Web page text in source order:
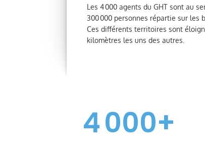
Les 4 000 agents du GHT sont au
300 000 personnes répartie sur les
Ces différents territoires sont
kilomètres les uns des autres.
4 000+